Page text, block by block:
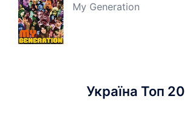
My Generation
Україна Топ 20